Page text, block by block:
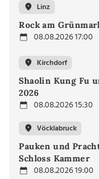
Linz
Rock am
08.08.2026 17:00
Kirchdorf
Shaolin Kung Fu
2026
08.08.2026 15:30
Vöcklabruck
Pauken und
Schloss Kammer
08.08.2026 19:00